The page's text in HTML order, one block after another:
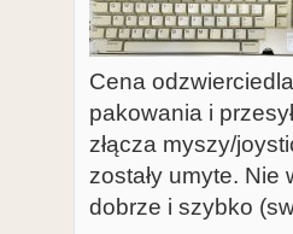
Cena
pakowania i
złącza myszy/
zostały umyte. Nie
dobrze i szybko